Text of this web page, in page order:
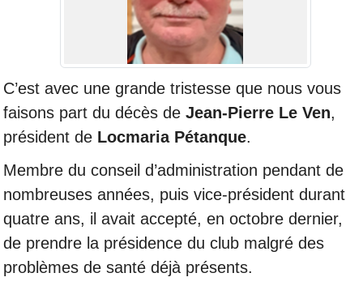
C’est avec une grande tristesse que nous vous
faisons part du décès de Jean-Pierre Le Ven,
président de Locmaria Pétanque.
Membre du conseil d’administration pendant de
nombreuses années, puis vice-président durant
quatre ans, il avait accepté, en octobre dernier,
de prendre la présidence du club malgré des
problèmes de santé déjà présents.